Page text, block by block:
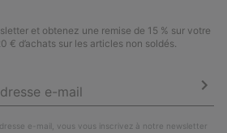
et obtenez une remise de 15 % sur votre
€ d’achats sur les articles non soldés.
e-mail, vous vous inscrivez à notre newsletter